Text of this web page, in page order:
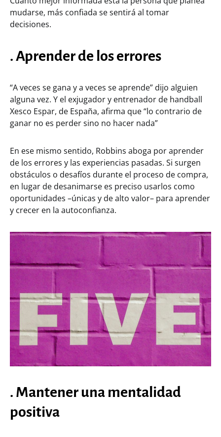
mudarse, más confiada se sentirá al tomar
decisiones.
. Aprender de los errores
“A veces se gana y a veces se aprende” dijo alguien
alguna vez. Y el exjugador y entrenador de handball
Xesco Espar, de España, afirma que “lo contrario de
ganar no es perder sino no hacer nada”
En ese mismo sentido, Robbins aboga por aprender
de los errores y las experiencias pasadas. Si surgen
obstáculos o desafíos durante el proceso de compra,
en lugar de desanimarse es preciso usarlos como
oportunidades –únicas y de alto valor– para aprender
y crecer en la autoconfianza.
. Mantener una mentalidad
positiva